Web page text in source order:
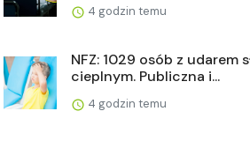
4 godzin temu
NFZ: 1029 osób z udarem
cieplnym. Publiczna i...
4 godzin temu